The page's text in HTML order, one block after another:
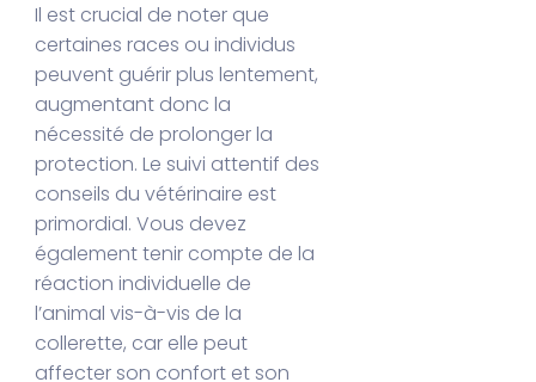
Il est crucial de noter que
certaines races ou individus
peuvent guérir plus lentement,
augmentant donc la
nécessité de prolonger la
protection. Le suivi attentif des
conseils du vétérinaire est
primordial. Vous devez
également tenir compte de la
réaction individuelle de
l’animal vis-à-vis de la
collerette, car elle peut
affecter son confort et son